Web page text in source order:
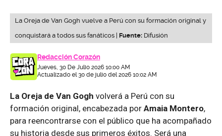
La Oreja de Van Gogh vuelve a Perú con su formación original y
conquistará a todos sus fanáticos | Fuente: Difusión
Redacción Corazón
Jueves, 30 De Julio 2026 10:00 AM
Actualizado el 30 de julio del 2026 10:02 AM
La Oreja de Van Gogh volverá a Perú con su
formación original, encabezada por Amaia Montero,
para reencontrarse con el público que ha acompañado
su historia desde sus primeros éxitos. Será una